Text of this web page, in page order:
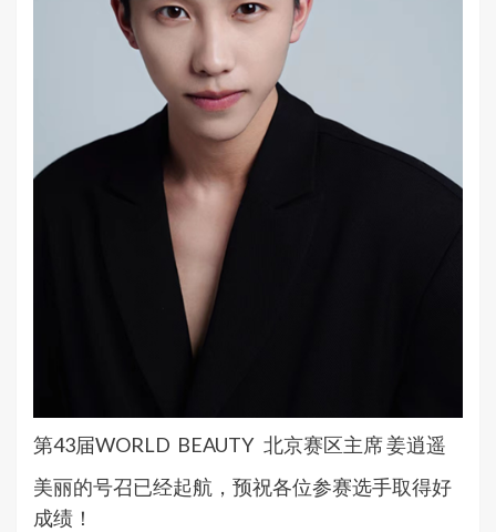
第43届WORLD BEAUTY 北京赛区主席 姜逍遥
美丽的号召已经起航，预祝各位参赛选手取得好
成绩！